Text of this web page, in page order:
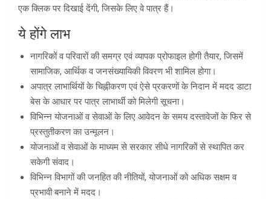
एक क्लिक पर दिखाई देंगी, जिसके लिए वे पात्र हैं।
ये होंगे लाभ
नागरिकों व परिवारों की समग्र एवं व्यापक प्रोफाइल होगी तैयार, जिसमें
सामाजिक, आर्थिक व जनसंख्यायिकी विवरण भी शामिल होगा।
अपात्र लाभार्थियों के चिह्नीकरण एवं ऐसे प्रकरणों के निदान में मदद डाटा
बेस के आधार पर पात्र लाभार्थी को मिलेगी सूचना।
विभिन्न योजनाओं व सेवाओं के लिए आवेदन के समय दस्तावेजों के फिर से
प्रस्तुतीकरण का उन्मूलन।
योजनाओं व सेवाओं के माध्यम से सरकार सीधे नागरिकों से स्थापित कर
सकेगी संवाद।
विभिन्न विभागों की जनहित की नीतियों, योजनाओं को अधिक सक्षम व
प्रभावी बनाने में मदद।